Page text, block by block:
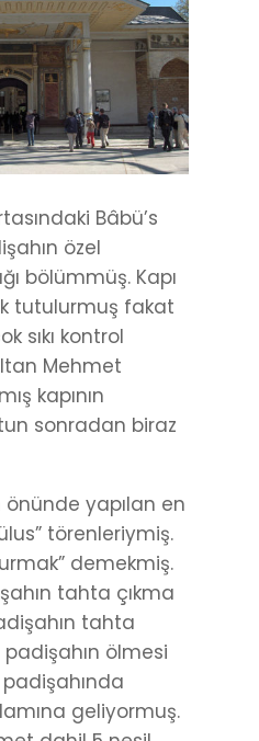
Bâbü’s
özel
bölümmüş. Kapı
tutulurmuş fakat
sıkı kontrol
Mehmet
kapının
sonradan biraz
önünde yapılan en
törenleriymiş.
demekmiş.
tahta çıkma
tahta
ölmesi
geliyormuş.